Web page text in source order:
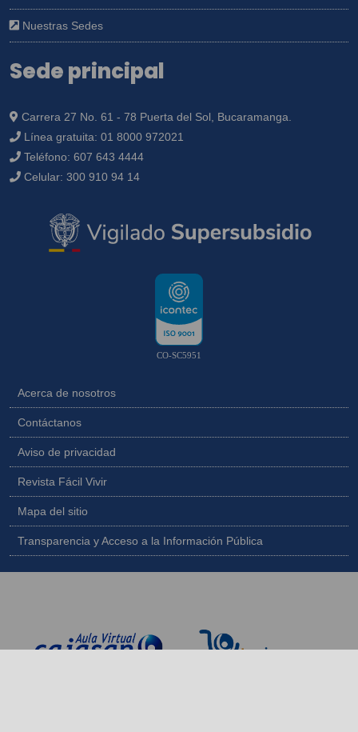
Nuestras Sedes
Sede principal
Carrera 27 No. 61 - 78 Puerta del Sol, Bucaramanga.
Línea gratuita: 01 8000 972021
Teléfono: 607 643 4444
Celular: 300 910 94 14
CO-SC5951
Acerca de nosotros
Contáctanos
Aviso de privacidad
Revista Fácil Vivir
Mapa del sitio
Transparencia y Acceso a la Información Pública